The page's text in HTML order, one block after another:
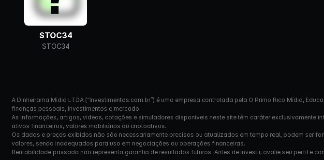
STOC34
STOC34
A Dinheirama Mídia LTDA (“Investimentos.com.br”) é uma empresa controlada pela O Primo Rico Mídia,
finanças pessoais, investimentos e mercado.
As informações, artigos, vídeos, cotações e simuladores disponíveis neste site têm caráter
ativos financeiros, valores mobiliários ou criptoativos.
Os dados e preços exibidos não são necessariamente precisos ou atualizados em tempo real, podem ser
valores, sendo inadequados para uso em negociações ou operações financeiras.
Rentabilidade passada não representa garantia de resultados futuros. Antes de investir, avalie seu perfil e